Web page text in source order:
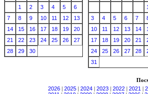
1
2 3 4 5
6
7
8 9 10 11 12
13
14
15 16 17 18 19
20
21
22 23 24 25 26
27
28
29 30
3
4 5 6 7
10
11 12 13 14
17
18 19 20 21
24
25 26 27 28
31
2026
2025 2024 2023 2022 2021